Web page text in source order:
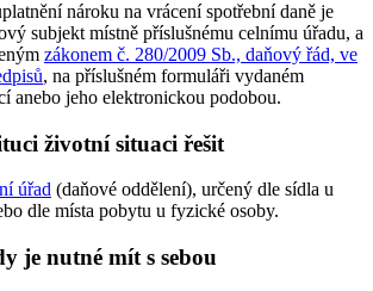
nároku na vrácení spotřební daně je
subjekt místně příslušnému celnímu úřadu, a
zákonem č. 280/2009 Sb., daňový řád, ve
, na příslušném formuláři vydaném
anebo jeho elektronickou podobou.
životní situaci řešit
úřad (daňové oddělení), určený dle sídla u
dle místa pobytu u fyzické osoby.
je nutné mít s sebou